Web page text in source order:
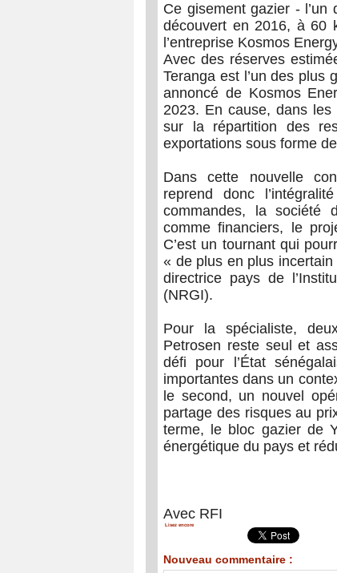
Ce gisement gazier -
découvert en 2016, à 60
l’entreprise Kosmos
Avec des réserves
Teranga est l’un des plus
annoncé de Kosmos
2023. En cause, dans
sur la répartition des
exportations sous forme
Dans cette nouvelle
reprend donc
commandes, la société
comme financiers, le
C’est un tournant qui
« de plus en plus
directrice pays de
(NRGI).
Pour la spécialiste,
Petrosen reste seul et
défi pour l’État
importantes dans un
le second, un nouvel
partage des risques au
terme, le bloc gazier de
énergétique du pays et
Avec RFI
Lisez encore
Nouveau commentaire :